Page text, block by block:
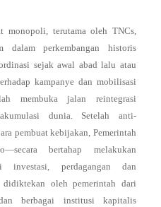
terutama oleh TNCs,
dalam perkembangan historis
sejak awal abad lalu atau
kampanye dan mobilisasi
membuka jalan reintegrasi
dunia. Setelah anti-
pembuat kebijakan, Pemerintah
bertahap melakukan
investasi, perdagangan dan
oleh pemerintah dari
berbagai institusi kapitalis